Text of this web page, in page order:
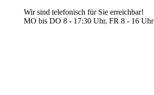
Wir sind telefonisch für Sie erreichbar!
MO bis DO 8 - 17:30 Uhr, FR 8 - 16 Uhr